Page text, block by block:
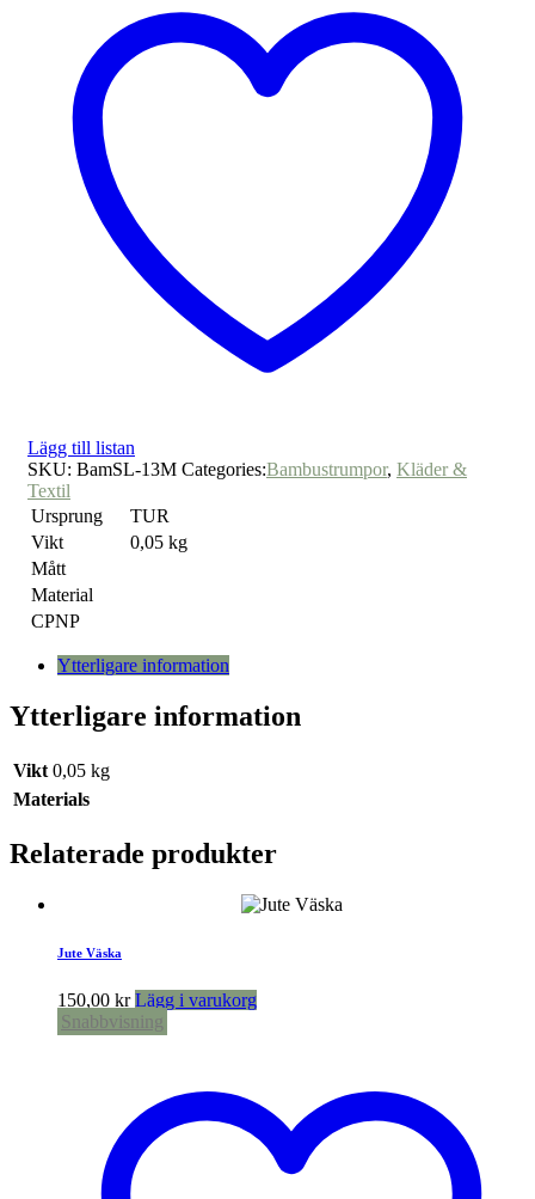
Lägg till listan
SKU: BamSL-13M Categories:Bambustrumpor, Kläder &
Textil
Ursprung
TUR
Vikt
0,05 kg
Mått
Material
CPNP
Ytterligare information
Ytterligare information
Vikt 0,05 kg
Materials
Relaterade produkter
Jute Väska
150,00 kr Lägg i varukorg
Snabbvisning